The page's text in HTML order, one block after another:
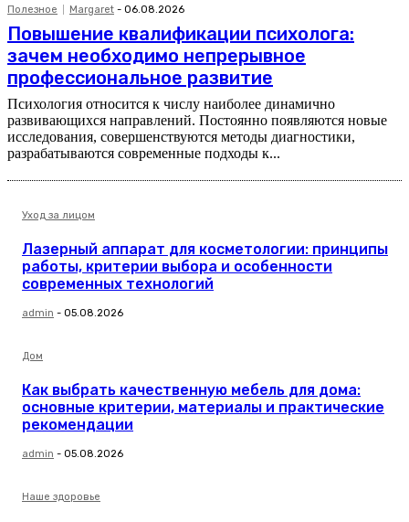
Полезное Margaret - 06.08.2026
Повышение квалификации психолога:
зачем необходимо непрерывное
профессиональное развитие
Психология относится к числу наиболее динамично
развивающихся направлений. Постоянно появляются новые
исследования, совершенствуются методы диагностики,
разрабатываются современные подходы к...
Уход за лицом
Лазерный аппарат для косметологии: принципы
работы, критерии выбора и особенности
современных технологий
admin - 05.08.2026
Дом
Как выбрать качественную мебель для дома:
основные критерии, материалы и практические
рекомендации
admin - 05.08.2026
Наше здоровье